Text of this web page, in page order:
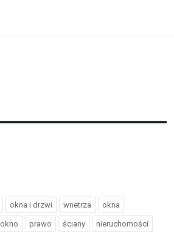
okna i drzwi wnetrza okna
okno prawo ściany nieruchomości